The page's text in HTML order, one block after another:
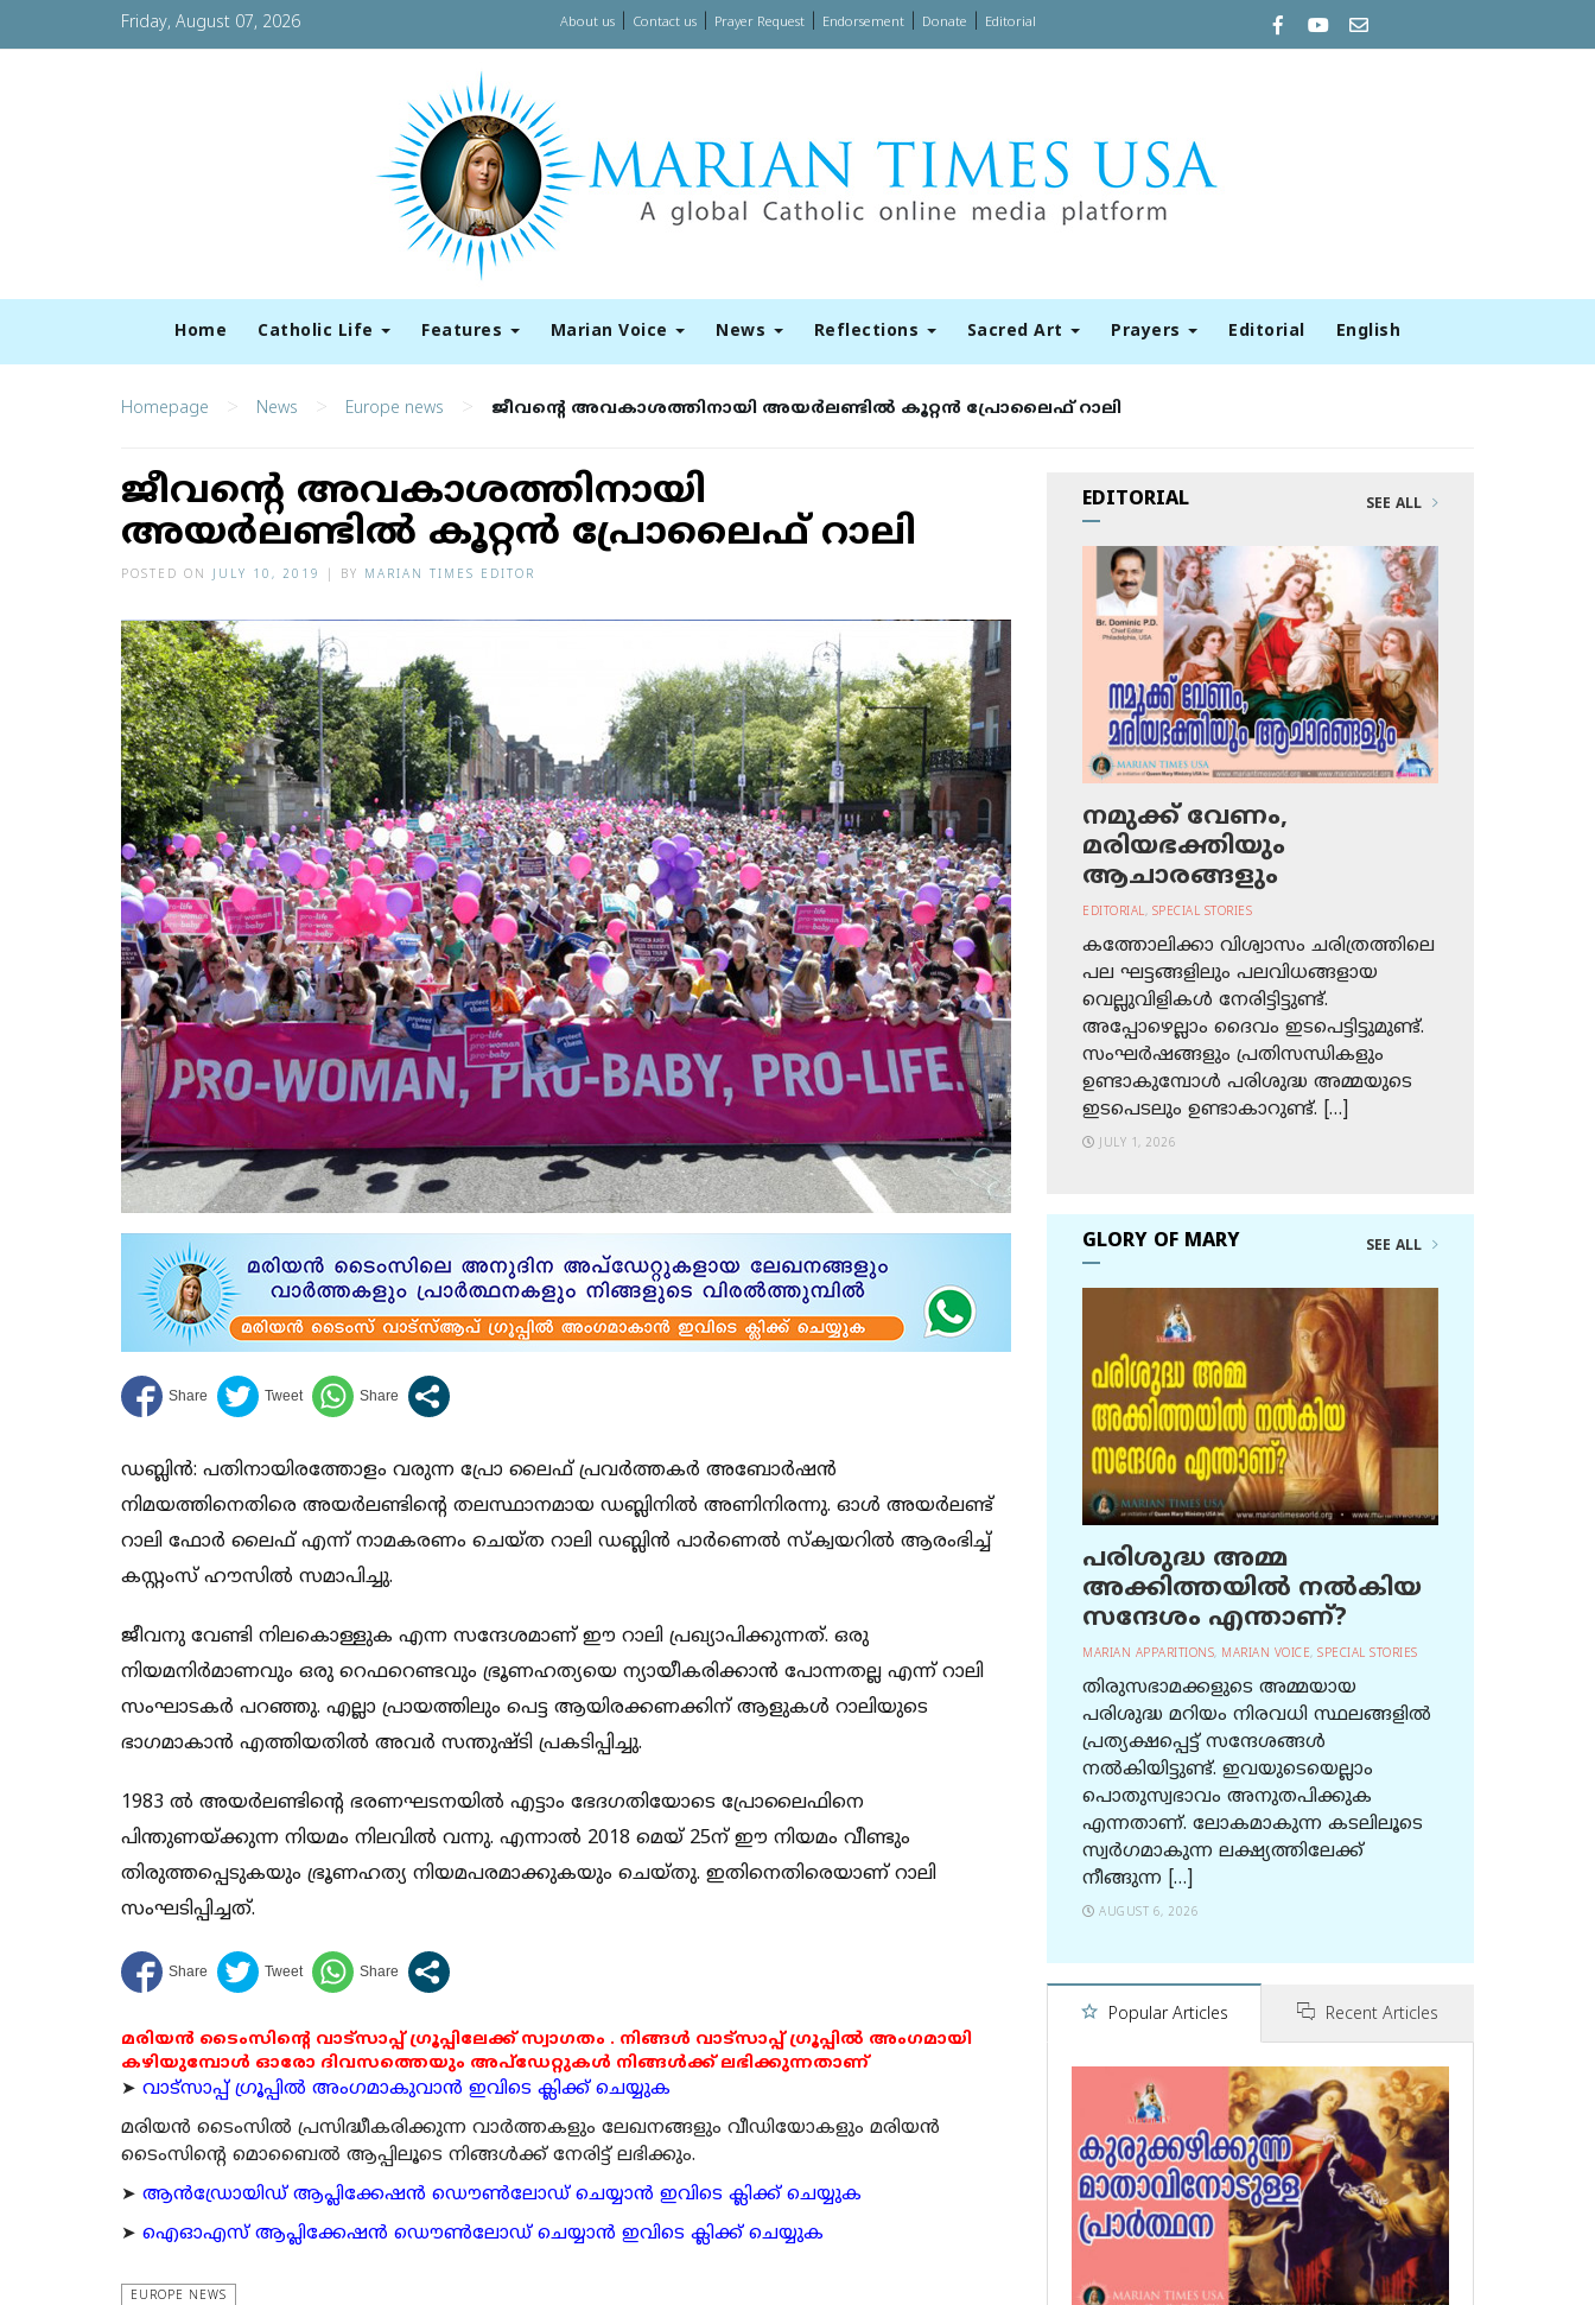
Friday, August 07, 2026 About us| Contact us| Prayer Request| Endorsement| Donate Editorial
Home Catholic Life Features Marian Voice News Reflections Sacred Art Prayers Editorial English
Homepage > News > Europe news > ജീവന്റെ അവകാശത്തിനായി അയര്‍ലണ്ടില്‍ കൂറ്റന്‍ പ്രോലൈഫ് റാലി
ജീവന്റെ അവകാശത്തിനായി
അയര്‍ലണ്ടില്‍ കൂറ്റന്‍ പ്രോലൈഫ് റാലി
POSTED ON JULY 10, 2019 BY MARIAN TIMES EDITOR
ഡബ്ലിന്‍: പതിനായിരത്തോളം വരുന്ന പ്രോ ലൈഫ് പ്രവര്‍ത്തകര്‍ അബോര്‍ഷന്‍
നിമയത്തിനെതിരെ അയര്‍ലണ്ടിന്റെ തലസ്ഥാനമായ ഡബ്ലിനില്‍ അണിനിരന്നു. ഓള്‍ അയര്‍ലണ്ട്
റാലി ഫോര്‍ ലൈഫ് എന്ന് നാമകരണം ചെയ്ത റാലി ഡബ്ലിന്‍ പാര്‍ണെല്‍ സ്‌ക്വയറില്‍ ആരംഭിച്ച്
കസ്റ്റംസ് ഹൗസില്‍ സമാപിച്ചു.
ജീവനു വേണ്ടി നിലകൊള്ളുക എന്ന സന്ദേശമാണ് ഈ റാലി പ്രഖ്യാപിക്കുന്നത്. ഒരു
നിയമനിര്‍മാണവും ഒരു റെഫറെണ്ടവും ഭ്രൂണഹത്യയെ ന്യായീകരിക്കാന്‍ പോന്നതല്ല എന്ന് റാലി
സംഘാടകര്‍ പറഞ്ഞു. എല്ലാ പ്രായത്തിലും പെട്ട ആയിരക്കണക്കിന് ആളുകള്‍ റാലിയുടെ
ഭാഗമാകാന്‍ എത്തിയതില്‍ അവര്‍ സന്തുഷ്ടി പ്രകടിപ്പിച്ചു.
1983 ല്‍ അയര്‍ലണ്ടിന്റെ ഭരണഘടനയില്‍ എട്ടാം ഭേദഗതിയോടെ പ്രോലൈഫിനെ
പിന്തുണയ്ക്കുന്ന നിയമം നിലവില്‍ വന്നു. എന്നാല്‍ 2018 മെയ് 25ന് ഈ നിയമം വീണ്ടും
തിരുത്തപ്പെടുകയും ഭ്രൂണഹത്യ നിയമപരമാക്കുകയും ചെയ്തു. ഇതിനെതിരെയാണ് റാലി
സംഘടിപ്പിച്ചത്.
മരിയൻ ടൈംസിന്റെ വാട്സാപ്പ് ഗ്രൂപ്പിലേക്ക് സ്വാഗതം . നിങ്ങൾ വാട്സാപ്പ് ഗ്രൂപ്പിൽ അംഗമായി
കഴിയുമ്പോൾ ഓരോ ദിവസത്തെയും അപ്ഡേറ്റുകൾ നിങ്ങൾക്ക് ലഭിക്കുന്നതാണ്
➤ വാട്സാപ്പ് ഗ്രൂപ്പിൽ അംഗമാകുവാൻ ഇവിടെ ക്ലിക്ക് ചെയ്യുക
മരിയന്‍ ടൈംസില്‍ പ്രസിദ്ധീകരിക്കുന്ന വാര്‍ത്തകളും ലേഖനങ്ങളും വീഡിയോകളും മരിയന്‍
ടൈംസിന്റെ മൊബൈല്‍ ആപ്പിലൂടെ നിങ്ങള്‍ക്ക് നേരിട്ട് ലഭിക്കും.
➤ ആന്‍ഡ്രോയിഡ് ആപ്ലിക്കേഷന്‍ ഡൌണ്‍ലോഡ് ചെയ്യാന്‍ ഇവിടെ ക്ലിക്ക് ചെയ്യുക
➤ ഐഓഎസ് ആപ്ലിക്കേഷന്‍ ഡൌണ്‍ലോഡ് ചെയ്യാന്‍ ഇവിടെ ക്ലിക്ക് ചെയ്യുക
EUROPE NEWS
EDITORIAL SEE ALL
നമുക്ക് വേണം,
മരിയഭക്തിയും
ആചാരങ്ങളും
EDITORIAL, SPECIAL STORIES
കത്തോലിക്കാ വിശ്വാസം ചരിത്രത്തിലെ
പല ഘട്ടങ്ങളിലും പലവിധങ്ങളായ
വെല്ലുവിളികള്‍ നേരിട്ടിട്ടുണ്ട്.
അപ്പോഴെല്ലാം ദൈവം ഇടപെട്ടിട്ടുമുണ്ട്.
സംഘര്‍ഷങ്ങളും പ്രതിസന്ധികളും
ഉണ്ടാകുമ്പോള്‍ പരിശുദ്ധ അമ്മയുടെ
ഇടപെടലും ഉണ്ടാകാറുണ്ട്. […]
JULY 1, 2026
GLORY OF MARY SEE ALL
പരിശുദ്ധ അമ്മ
അക്കിത്തയില്‍ നല്‍കിയ
സന്ദേശം എന്താണ്?
MARIAN APPARITIONS, MARIAN VOICE, SPECIAL STORIES
തിരുസഭാമക്കളുടെ അമ്മയായ
പരിശുദ്ധ മറിയം നിരവധി സ്ഥലങ്ങളിൽ
പ്രത്യക്ഷപ്പെട്ട് സന്ദേശങ്ങൾ
നൽകിയിട്ടുണ്ട്. ഇവയുടെയെല്ലാം
പൊതുസ്വഭാവം അനുതപിക്കുക
എന്നതാണ്. ലോകമാകുന്ന കടലിലൂടെ
സ്വർഗമാകുന്ന ലക്ഷ്യത്തിലേക്ക്
നീങ്ങുന്ന […]
AUGUST 6, 2026
Popular Articles Recent Articles